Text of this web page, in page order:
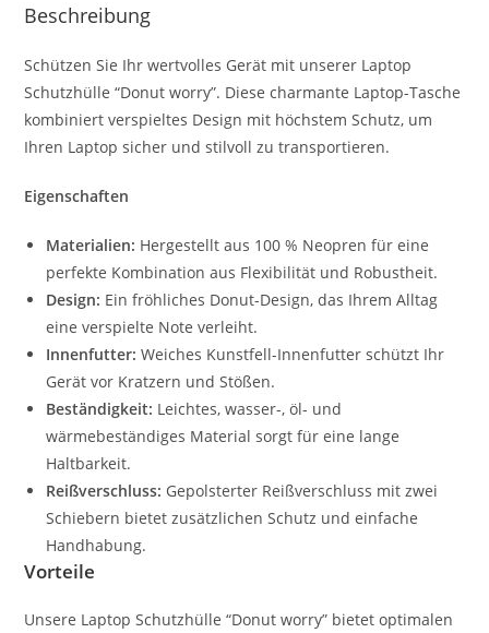
Beschreibung
Schützen Sie Ihr wertvolles Gerät mit unserer Laptop
Schutzhülle “Donut worry”. Diese charmante Laptop-Tasche
kombiniert verspieltes Design mit höchstem Schutz, um
Ihren Laptop sicher und stilvoll zu transportieren.
Eigenschaften
Materialien: Hergestellt aus 100 % Neopren für eine
perfekte Kombination aus Flexibilität und Robustheit.
Design: Ein fröhliches Donut-Design, das Ihrem Alltag
eine verspielte Note verleiht.
Innenfutter: Weiches Kunstfell-Innenfutter schützt Ihr
Gerät vor Kratzern und Stößen.
Beständigkeit: Leichtes, wasser-, öl- und
wärmebeständiges Material sorgt für eine lange
Haltbarkeit.
Reißverschluss: Gepolsterter Reißverschluss mit zwei
Schiebern bietet zusätzlichen Schutz und einfache
Handhabung.
Vorteile
Unsere Laptop Schutzhülle “Donut worry” bietet optimalen